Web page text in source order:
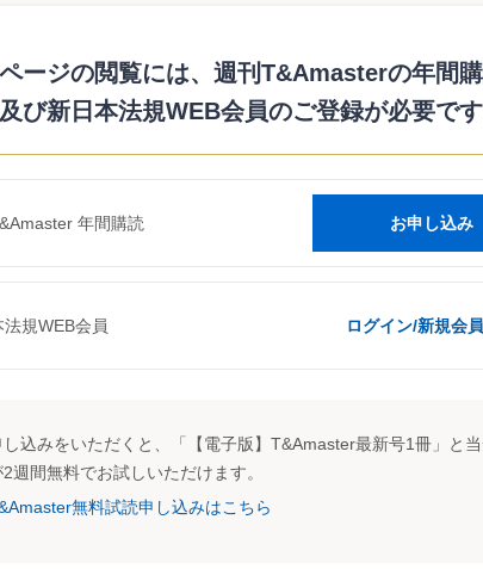
で一致しておらず、申告調整が必要となる。
却・譲渡した場合には、法人税法上の帳簿価額（取
額の減算が行われるため、申告加算した金額の認容は
原価をもって資本の部から控除し、取得に関する付
数料その他その有価証券購入のために要した費用があ
交付金銭等
整が必要
加算・留保
ージの閲覧には、週刊T&Amasterの年間購
及び新日本法規WEB会員のご登録が必要です
年間購読 お申し込み
法規WEB会員 ログイン/新規会
込みをいただくと、「【電子版】T&Amaster最新号1冊」と
週間無料でお試しいただけます。
無料試読申し込みはこちら